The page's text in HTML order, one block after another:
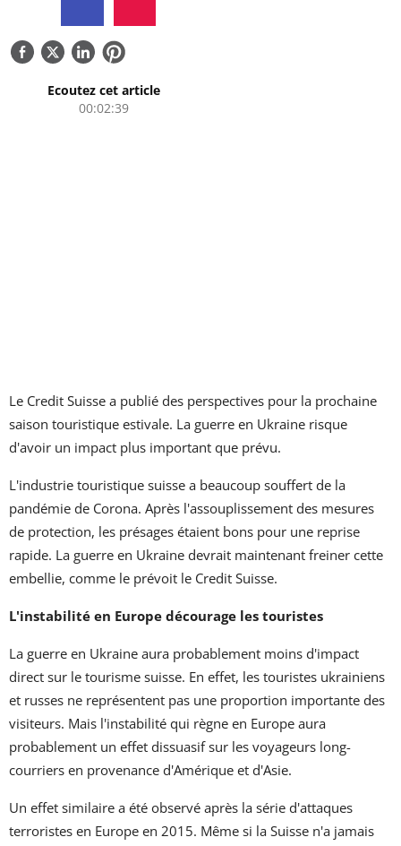
CONTACTEZ-NOUS
Ecoutez cet article
00:02:39
Le Credit Suisse a publié des perspectives pour la prochaine
saison touristique estivale. La guerre en Ukraine risque
d'avoir un impact plus important que prévu.
L'industrie touristique suisse a beaucoup souffert de la
pandémie de Corona. Après l'assouplissement des mesures
de protection, les présages étaient bons pour une reprise
rapide. La guerre en Ukraine devrait maintenant freiner cette
embellie, comme le prévoit le Credit Suisse.
L'instabilité en Europe décourage les touristes
La guerre en Ukraine aura probablement moins d'impact
direct sur le tourisme suisse. En effet, les touristes ukrainiens
et russes ne représentent pas une proportion importante des
visiteurs. Mais l'instabilité qui règne en Europe aura
probablement un effet dissuasif sur les voyageurs long-
courriers en provenance d'Amérique et d'Asie.
Un effet similaire a été observé après la série d'attaques
terroristes en Europe en 2015. Même si la Suisse n'a jamais